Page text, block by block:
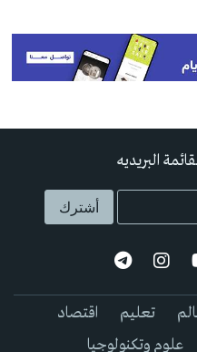
البريديه
تعليم
اقتصاد
علوم وتكنولوجيا